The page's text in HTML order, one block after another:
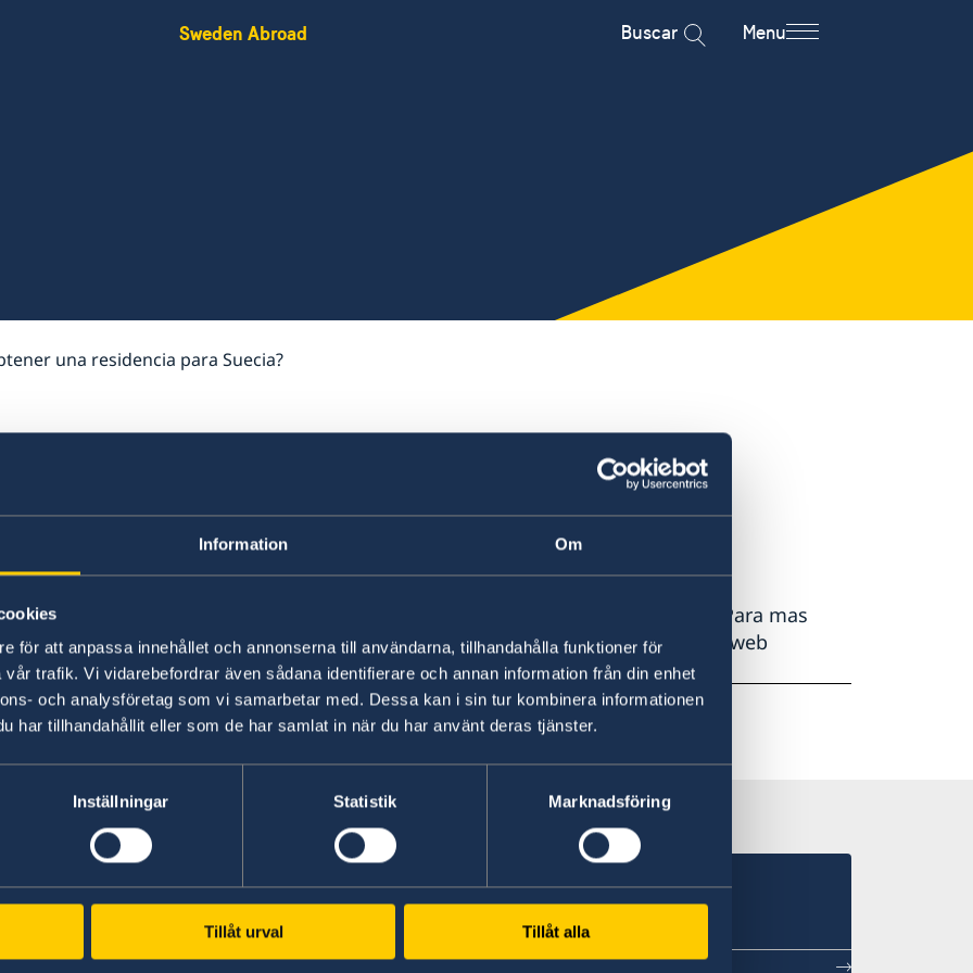
Information Om
för att anpassa innehållet och annonserna till användarna, tillhandahålla funktioner för
trafik. Vi vidarebefordrar även sådana identifierare och annan information från din enhet
och analysföretag som vi samarbetar med. Dessa kan i sin tur kombinera informationen
har tillhandahållit eller som de har samlat in när du har använt deras tjänster.
Inställningar Statistik Marknadsföring
Tillåt urval Tillåt alla
Sweden Abroad Buscar Menu
una residencia para Suecia?
a
¿Como puedo obtener una
residencia para Suecia?
Puedes obtener una residencia por conexion familiar, estudios o trabajo. Para mas
información vista lasección de permisos de residenciade nuestra pagina web
haciendo click en el enlace.
Última actualización 15 ene 2018, 14.39